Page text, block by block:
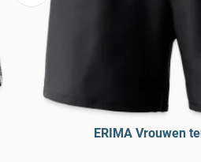
ERIMA Vrouwen